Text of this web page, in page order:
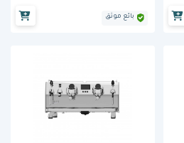
بائع موثق